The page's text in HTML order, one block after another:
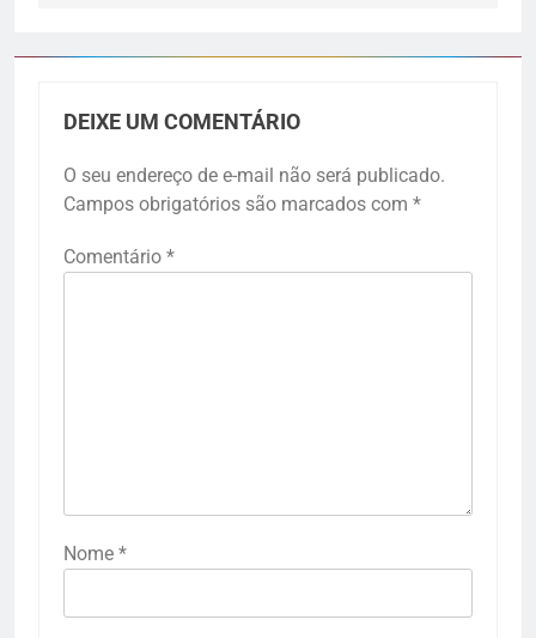
DEIXE UM COMENTÁRIO
O seu endereço de e-mail não será publicado.
Campos obrigatórios são marcados com *
Comentário *
Nome *